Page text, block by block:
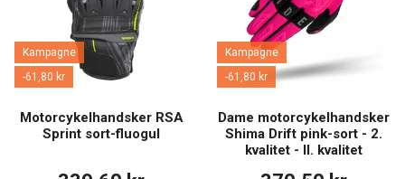
Kampagne
-61,80 kr
Motorcykelhandsker RSA
Sprint sort-fluogul
Kampagne
-61,80 kr
Dame motorcykelhandsker
Shima Drift pink-sort - 2.
kvalitet - II. kvalitet